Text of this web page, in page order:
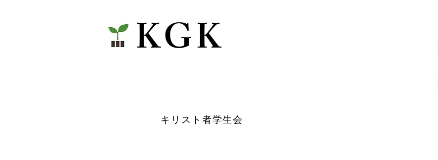
​KGK
​キリスト者学生会